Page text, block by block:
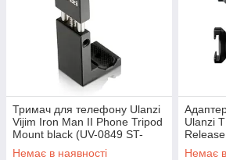
Тримач для телефону Ulanzi
Vijim Iron Man II Phone Tripod
Mount black (UV-0849 ST-
02S)
Немає в наявності
Ulanzi
Немає